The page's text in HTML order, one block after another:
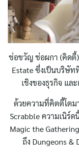
ช่อขวัญ ช่อผกา (คิดตี้)
Estate ซึ่งเป็นบริษัท
เชิงของธุรกิจ แล
ด้วยความที่คิตตี้โตม
Scrabble ความเนิร์ด
Magic the
ถึง Dungeons &